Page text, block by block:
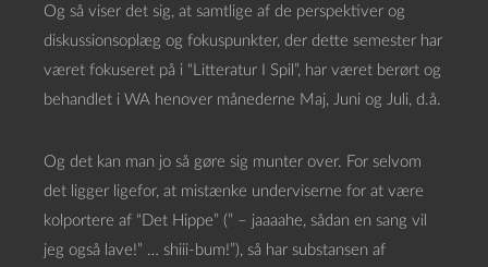
Og så viser det sig, at samtlige af de perspektiver og
diskussionsoplæg og fokuspunkter, der dette semester har
været fokuseret på i “Litteratur I Spil”, har været berørt og
behandlet i WA henover månederne Maj, Juni og Juli, d.å.
Og det kan man jo så gøre sig munter over. For selvom
det ligger ligefor, at mistænke underviserne for at være
kolportere af “Det Hippe” (” – jaaaahe, sådan en sang vil
jeg også lave!” … shiii-bum!”), så har substansen af